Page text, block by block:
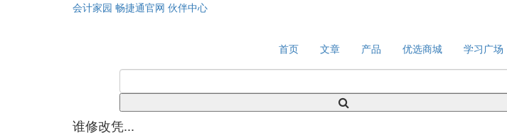
会计家园 畅捷通官网 伙伴中心
首页 文章 产品 优选商城 学习广场
谁修改凭...